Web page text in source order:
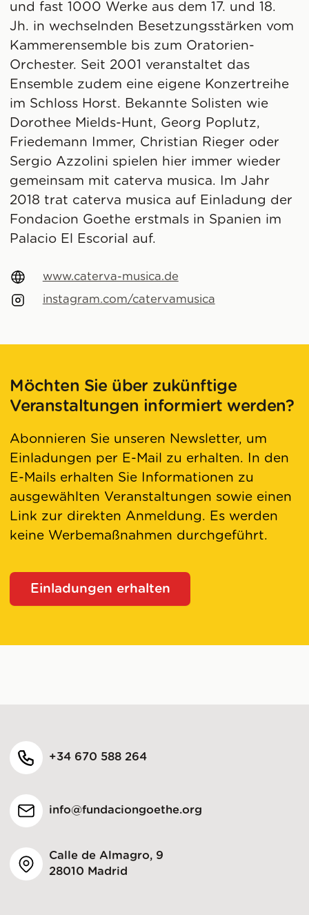
und fast 1000 Werke aus dem 17. und 18.
Jh. in wechselnden Besetzungsstärken vom
Kammerensemble bis zum Oratorien-
Orchester. Seit 2001 veranstaltet das
Ensemble zudem eine eigene Konzertreihe
im Schloss Horst. Bekannte Solisten wie
Dorothee Mields-Hunt, Georg Poplutz,
Friedemann Immer, Christian Rieger oder
Sergio Azzolini spielen hier immer wieder
gemeinsam mit caterva musica. Im Jahr
2018 trat caterva musica auf Einladung der
Fondacion Goethe erstmals in Spanien im
Palacio El Escorial auf.
www.caterva-musica.de
instagram.com/catervamusica
Möchten Sie über zukünftige
Veranstaltungen informiert werden?
Abonnieren Sie unseren Newsletter, um
Einladungen per E-Mail zu erhalten. In den
E-Mails erhalten Sie Informationen zu
ausgewählten Veranstaltungen sowie einen
Link zur direkten Anmeldung. Es werden
keine Werbemaßnahmen durchgeführt.
Einladungen erhalten
+34 670 588 264
info@fundaciongoethe.org
Calle de Almagro, 9
28010 Madrid